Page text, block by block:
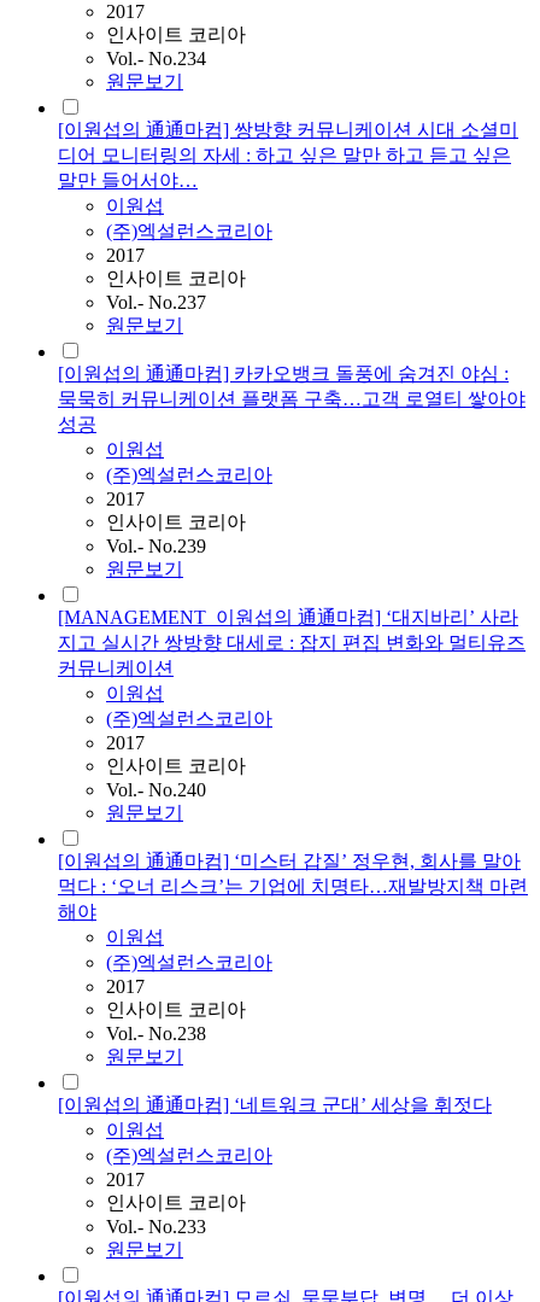
2017
인사이트 코리아
Vol.- No.234
원문보기
[이원섭의 通通마컴] 쌍방향 커뮤니케이션 시대 소셜미
디어 모니터링의 자세 : 하고 싶은 말만 하고 듣고 싶은
말만 들어서야…
이원섭
(주)엑설런스코리아
2017
인사이트 코리아
Vol.- No.237
원문보기
[이원섭의 通通마컴] 카카오뱅크 돌풍에 숨겨진 야심 :
묵묵히 커뮤니케이션 플랫폼 구축…고객 로열티 쌓아야
성공
이원섭
(주)엑설런스코리아
2017
인사이트 코리아
Vol.- No.239
원문보기
[MANAGEMENT_이원섭의 通通마컴] ‘대지바리’ 사라
지고 실시간 쌍방향 대세로 : 잡지 편집 변화와 멀티유즈
커뮤니케이션
이원섭
(주)엑설런스코리아
2017
인사이트 코리아
Vol.- No.240
원문보기
[이원섭의 通通마컴] ‘미스터 갑질’ 정우현, 회사를 말아
먹다 : ‘오너 리스크’는 기업에 치명타…재발방지책 마련
해야
이원섭
(주)엑설런스코리아
2017
인사이트 코리아
Vol.- No.238
원문보기
[이원섭의 通通마컴] ‘네트워크 군대’ 세상을 휘젓다
이원섭
(주)엑설런스코리아
2017
인사이트 코리아
Vol.- No.233
원문보기